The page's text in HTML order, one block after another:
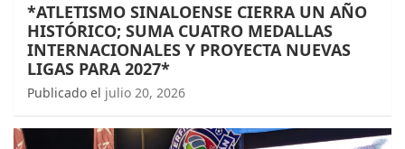
*ATLETISMO SINALOENSE CIERRA UN AÑO
HISTÓRICO; SUMA CUATRO MEDALLAS
INTERNACIONALES Y PROYECTA NUEVAS
LIGAS PARA 2027*
Publicado el julio 20, 2026